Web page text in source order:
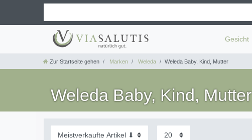
Gesicht
Zur Startseite gehen Marken Weleda Weleda Baby, Kind, Mutter
Weleda Baby, Kind, Mutter